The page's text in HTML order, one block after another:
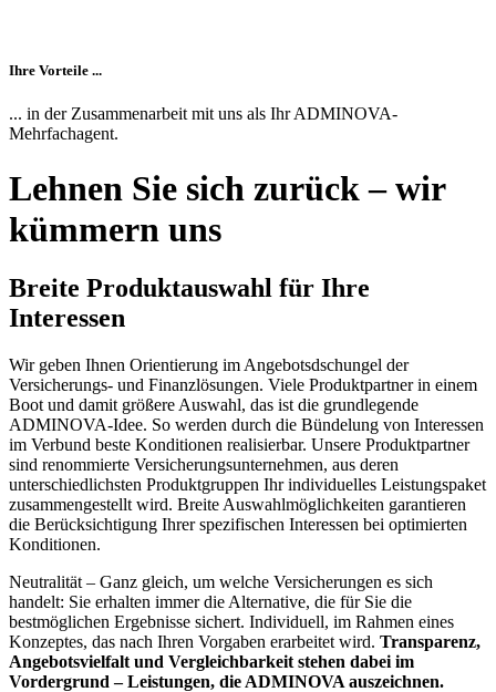
Ihre Vorteile ...
... in der Zusammenarbeit mit uns als Ihr ADMINOVA-
Mehrfachagent.
Lehnen Sie sich zurück – wir
kümmern uns
Breite Produktauswahl für Ihre
Interessen
Wir geben Ihnen Orientierung im Angebotsdschungel der
Versicherungs- und Finanzlösungen. Viele Produktpartner in einem
Boot und damit größere Auswahl, das ist die grundlegende
ADMINOVA-Idee. So werden durch die Bündelung von Interessen
im Verbund beste Konditionen realisierbar. Unsere Produktpartner
sind renommierte Versicherungsunternehmen, aus deren
unterschiedlichsten Produktgruppen Ihr individuelles Leistungspaket
zusammengestellt wird. Breite Auswahlmöglichkeiten garantieren
die Berücksichtigung Ihrer spezifischen Interessen bei optimierten
Konditionen.
Neutralität – Ganz gleich, um welche Versicherungen es sich
handelt: Sie erhalten immer die Alternative, die für Sie die
bestmöglichen Ergebnisse sichert. Individuell, im Rahmen eines
Konzeptes, das nach Ihren Vorgaben erarbeitet wird. Transparenz,
Angebotsvielfalt und Vergleichbarkeit stehen dabei im
Vordergrund – Leistungen, die ADMINOVA auszeichnen.